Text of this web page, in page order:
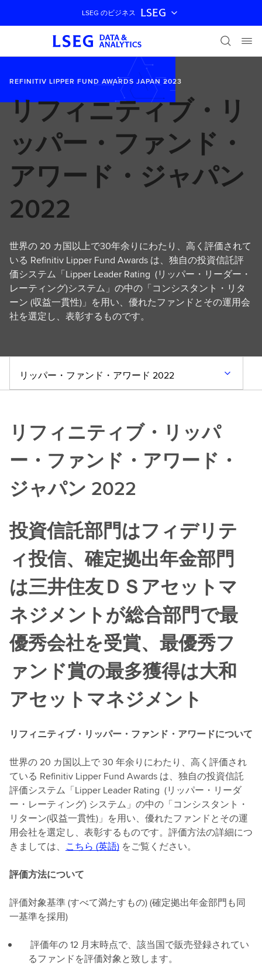
ナビゲーションをスキップ
LSEG のビジネス LSEG
REFINITIV LIPPER FUND AWARDS JAPAN 2023
リフィニティブ・リ
ッパー・ファンド・
アワード・ジャパン
2022
世界の 20 カ国以上で30年余りにわたり、高く評価されて
いる Refinitiv Lipper Fund Awards は、独自の投資信託評
価システム「Lipper Leader Rating (リッパー・リーダー・
レーティング)システム」の中の「コンシスタント・リタ
ーン (収益一貫性)」を用い、優れたファンドとその運用会
社を選定し、表彰するものです。
リッパー・ファンド・アワード 2022
リフィニティブ・リッパ
ー・ファンド・アワード・
ジャパン 2022
投資信託部門はフィデリテ
ィ投信、確定拠出年金部門
は三井住友ＤＳアセットマ
ネジメントが総合部門で最
優秀会社を受賞、最優秀フ
ァンド賞の最多獲得は大和
アセットマネジメント
リフィニティブ・リッパー・ファンド・アワードについて
世界の 20 カ国以上で 30 年余りにわたり、高く評価され
ている Refinitiv Lipper Fund Awards は、独自の投資信託
評価システム「Lipper Leader Rating (リッパー・リーダ
ー・レーティング) システム」の中の「コンシスタント・
リターン(収益一貫性)」を用い、優れたファンドとその運
用会社を選定し、表彰するものです。評価方法の詳細につ
きましては、 こちら (英語) をご覧ください。
評価方法について
評価対象基準 (すべて満たすもの) (確定拠出年金部門も同
一基準を採用)
評価年の 12 月末時点で、該当国で販売登録されてい
るファンドを評価対象と致します。